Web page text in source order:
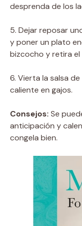
desprenda de los
5. Dejar reposar
y poner un plato
bizcocho y retira el
6. Vierta la salsa
caliente en gajos.
Consejos: Se
anticipación y
congela bien.